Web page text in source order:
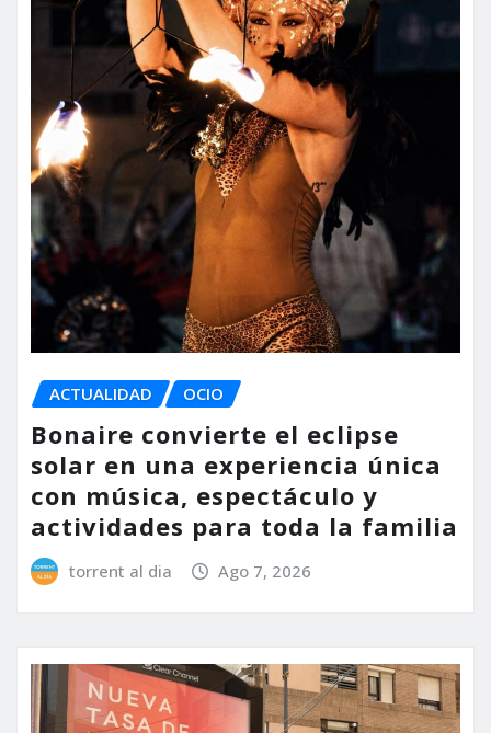
ACTUALIDAD OCIO
Bonaire convierte el eclipse
solar en una experiencia única
con música, espectáculo y
actividades para toda la familia
torrent al dia Ago 7, 2026